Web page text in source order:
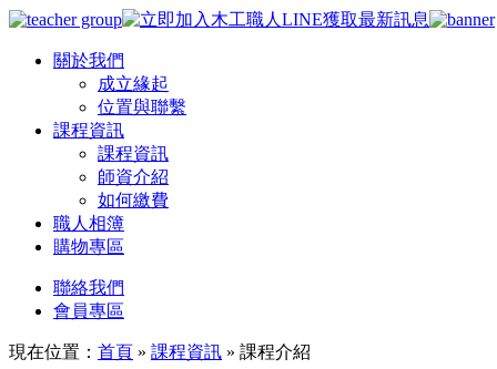
關於我們
成立緣起
位置與聯繫
課程資訊
課程資訊
師資介紹
如何繳費
職人相簿
購物專區
聯絡我們
會員專區
現在位置： 首頁 » 課程資訊 » 課程介紹